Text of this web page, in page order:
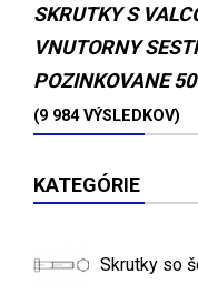
SKRUTKY S
VNUTORNY
POZINKOVANE
(9 984 VÝSLEDKOV)
KATEGÓRIE
Skrutky so